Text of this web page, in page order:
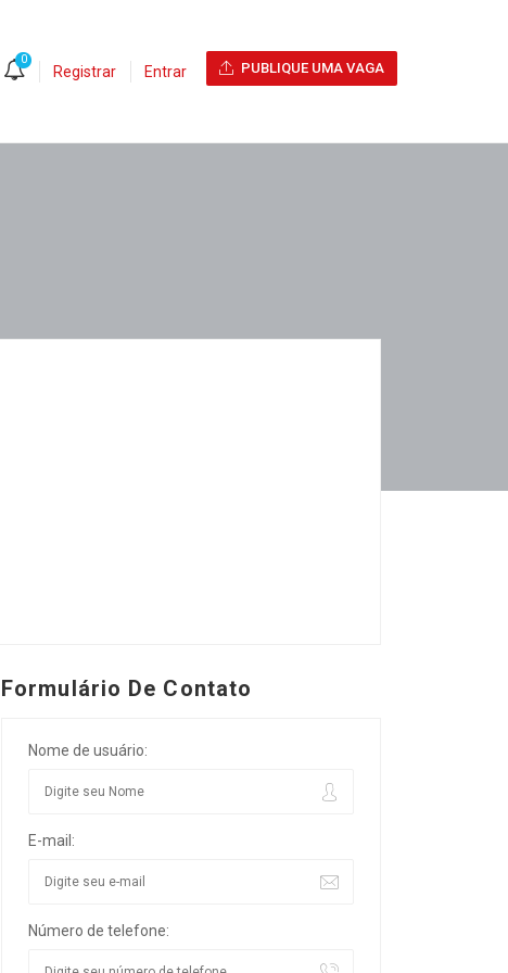
0
Registrar Entrar PUBLIQUE UMA VAGA
Formulário De Contato
Nome de usuário:
E-mail:
Número de telefone: